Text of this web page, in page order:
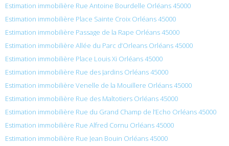
Estimation immobilière Rue Antoine Bourdelle Orléans 45000
Estimation immobilière Place Sainte Croix Orléans 45000
Estimation immobilière Passage de la Rape Orléans 45000
Estimation immobilière Allée du Parc d’Orleans Orléans 45000
Estimation immobilière Place Louis Xi Orléans 45000
Estimation immobilière Rue des Jardins Orléans 45000
Estimation immobilière Venelle de la Mouillere Orléans 45000
Estimation immobilière Rue des Maltotiers Orléans 45000
Estimation immobilière Rue du Grand Champ de l’Echo Orléans 45000
Estimation immobilière Rue Alfred Cornu Orléans 45000
Estimation immobilière Rue Jean Bouin Orléans 45000